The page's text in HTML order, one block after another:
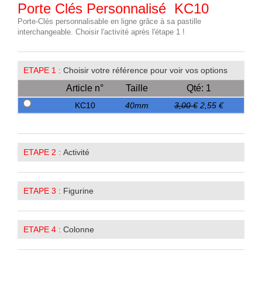
Porte Clés Personnalisé  KC10
Porte-Clés personnalisable en ligne grâce à sa pastille
interchangeable. Choisir l'activité après l'étape 1 !
ETAPE 1 : Choisir votre référence pour voir vos options
Article n° Taille Qté: 1
KC10 40mm 3,00 € 2,55 €
ETAPE 2 : Activité
ETAPE 3 : Figurine
ETAPE 4 : Colonne